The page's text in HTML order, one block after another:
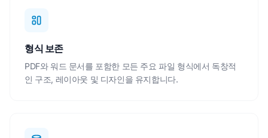
형식 보존
PDF와 워드 문서를 포함한 모든 주요 파일 형식에서 독창적
인 구조, 레이아웃 및 디자인을 유지합니다.